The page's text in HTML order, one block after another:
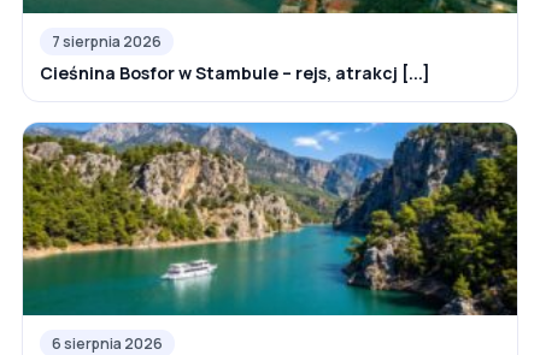
7 sierpnia 2026
Cieśnina Bosfor w Stambule – rejs, atrakcj [...]
6 sierpnia 2026